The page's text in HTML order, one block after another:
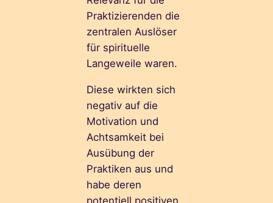
Praktizierenden die
zentralen Auslöser
für spirituelle
Langeweile waren.
Diese wirkten sich
negativ auf die
Motivation und
Achtsamkeit bei
Ausübung der
Praktiken aus und
habe deren